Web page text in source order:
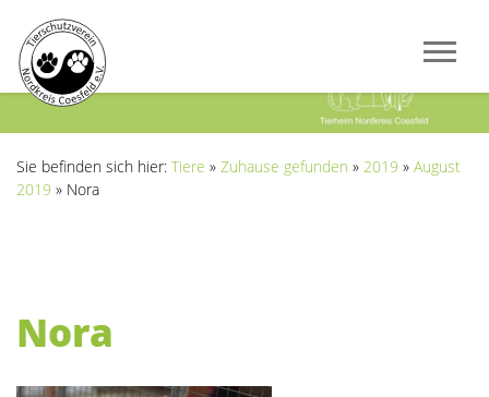
Sie befinden sich hier: Tiere » Zuhause gefunden » 2019 » August
2019 » Nora
Nora